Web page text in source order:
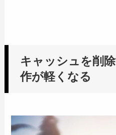
キャッシュを削
作が軽くなる